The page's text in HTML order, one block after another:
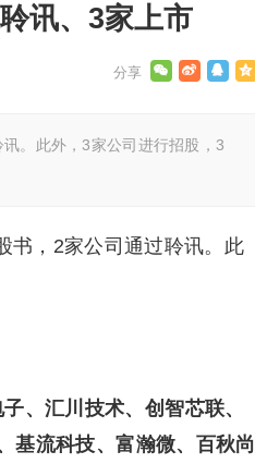
讯、3家上市
。此外，3家公司进行招股，3
书，2家公司通过聆讯。此
、汇川技术、创智芯联、
基流科技、富瀚微、百秋尚